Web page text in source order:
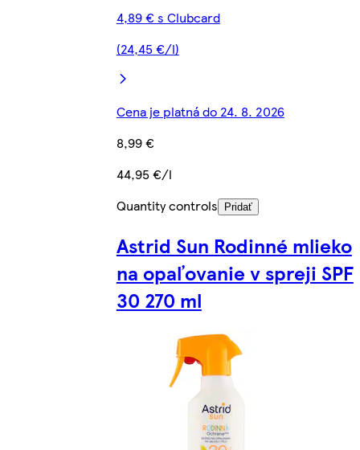
4,89 € s Clubcard
(24,45 €/l)
Cena je platná do 24. 8. 2026
8,99 €
44,95 €/l
Quantity controls
Pridať
Astrid Sun Rodinné mlieko
na opaľovanie v spreji SPF
30 270 ml